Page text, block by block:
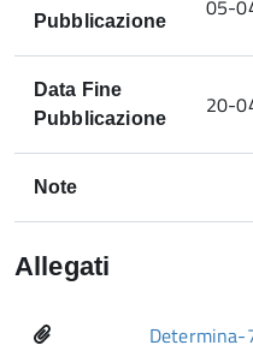
Pubblicazione
05-
Data Fine
Pubblicazione
20-
Note
Allegati
Determina-